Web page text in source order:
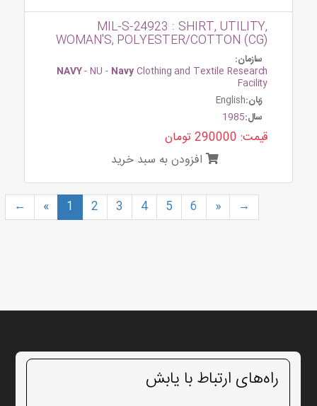
MIL-S-24923 : SHIRT, UTILITY,
WOMAN'S, POLYESTER/COTTON (CG)
سازمان:
NAVY- NU - NavyClothing and Textile Research
Facility
زبان:English
سال:1985
قیمت: 290000 تومان
افزودن به سبد خرید
← « 1 2 3 4 5 6 » →
راه‌های ارتباط با یابش